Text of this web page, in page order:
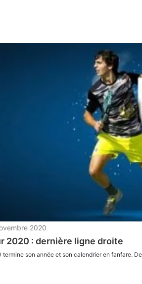
2020
2020 : dernière ligne droite
termine son année et son calendrier en fanfare.